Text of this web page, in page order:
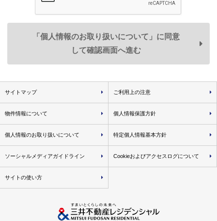
ます。
１．共同利用する個人データの項目
＜共同利用する個人データ例＞
トリーおよび物件来場の際に登録いただいた事項
• 不動産取引の際に届出いただいた事項（取引した物
件名・価格・対応履歴等を含みます）
工図面・パンフレット図面等）
２．共同利用する者の範囲
「個人情報のお取り扱いについて」に同意
して確認画面へ進む
サイトマップ ご利用上の注意
物件情報について 個人情報保護方針
個人情報のお取り扱いについて 特定個人情報基本方針
ソーシャルメディアガイドライン Cookieおよびアクセスログについて
サイトの使い方